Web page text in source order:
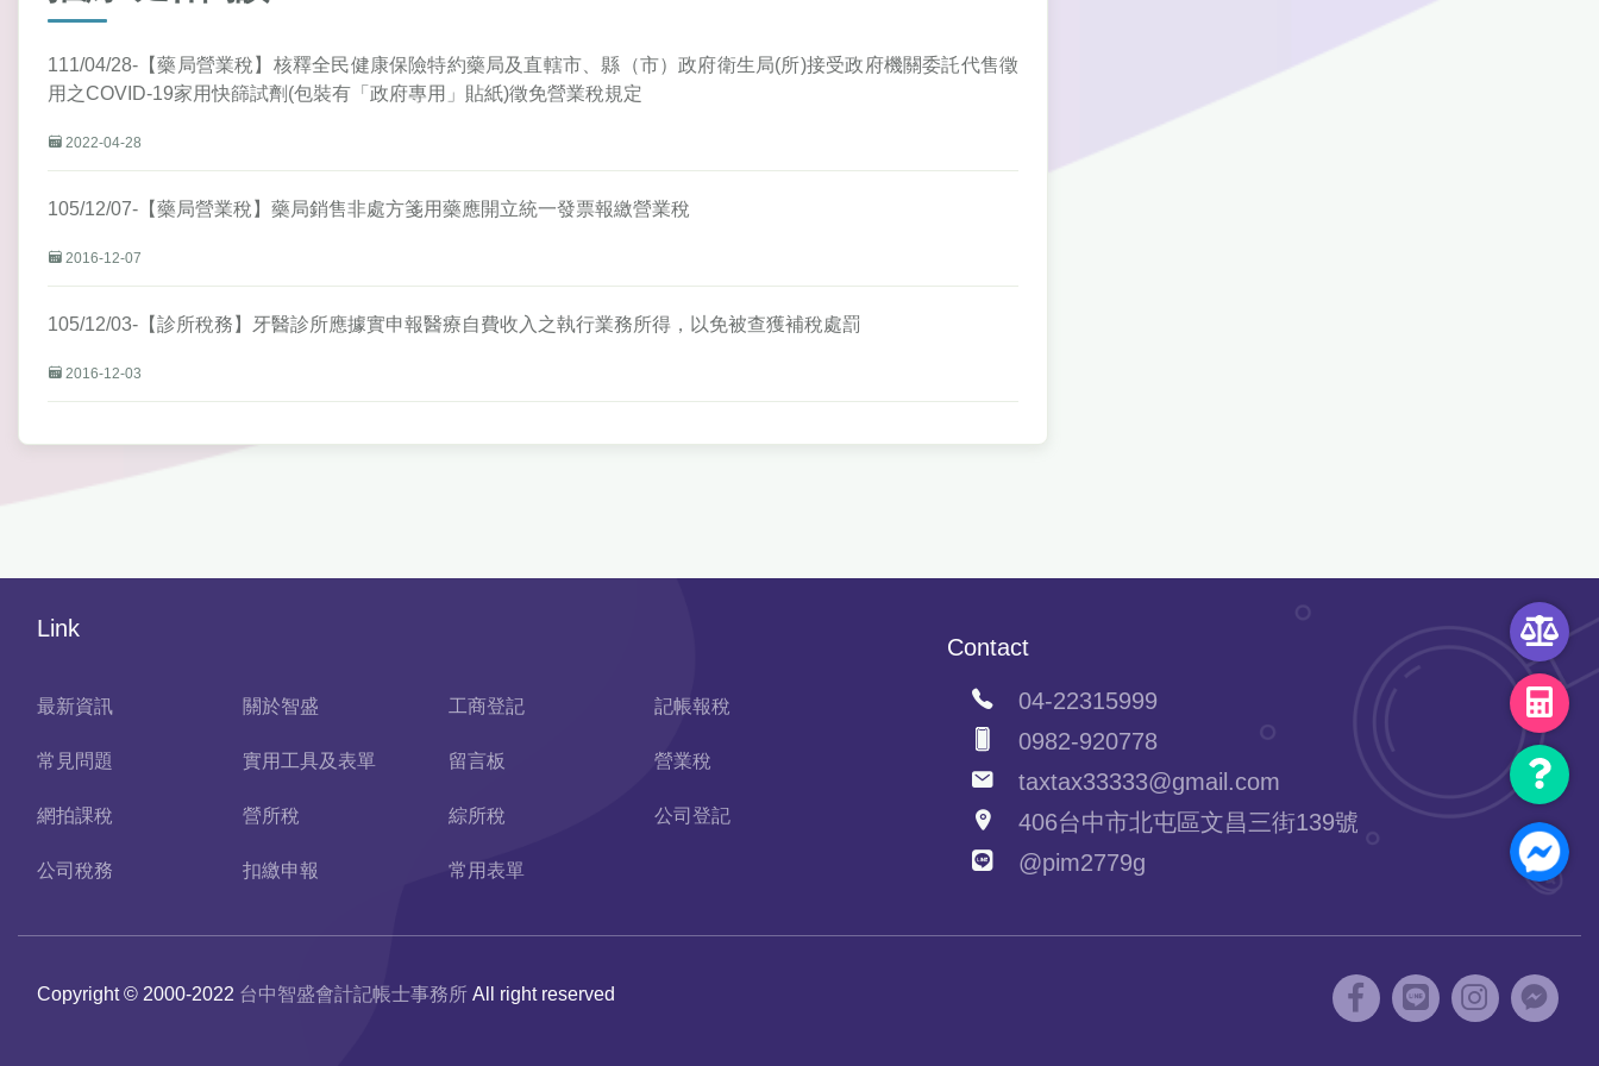
111/04/28-【藥局營業稅】核釋全民健康保險特約藥局及直轄市、縣（市）政府衛生局(所)接受政府機關委託代售徵
用之COVID-19家用快篩試劑(包裝有「政府專用」貼紙)徵免營業稅規定
2022-04-28
105/12/07-【藥局營業稅】藥局銷售非處方箋用藥應開立統一發票報繳營業稅
2016-12-07
105/12/03-【診所稅務】牙醫診所應據實申報醫療自費收入之執行業務所得，以免被查獲補稅處罰
2016-12-03
Link
最新資訊 關於智盛 工商登記 記帳報稅
常見問題 實用工具及表單 留言板 營業稅
網拍課稅 營所稅 綜所稅 公司登記
公司稅務 扣繳申報 常用表單
Contact
04-22315999
0982-920778
taxtax33333@gmail.com
406台中市北屯區文昌三街139號
@pim2779g
Copyright © 2000-2022 台中智盛會計記帳士事務所 All right reserved